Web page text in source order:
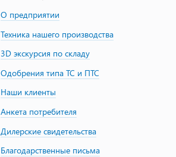
О предприятии
Техника нашего производства
3D экскурсия по складу
Одобрения типа ТС и ПТС
Наши клиенты
Анкета потребителя
Дилерские свидетельства
Благодарственные письма